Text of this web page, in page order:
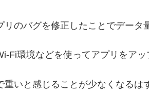
リのバグを修正したことでデータ
Fi環境などを使ってアプリをアッ
重いと感じることが少なくなるは